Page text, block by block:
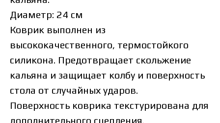
Диаметр: 24 см
Коврик выполнен из
высококачественного, термостойкого
силикона. Предотвращает скольжение
кальяна и защищает колбу и поверхность
стола от случайных ударов.
Поверхность коврика текстурирована для
дополнительного сцепления.